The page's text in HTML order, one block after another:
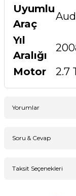
Uyumlu
Araç
Yıl
Aralığı
Motor
2.7
Yorumlar
Soru & Cevap
Taksit Seçenekleri